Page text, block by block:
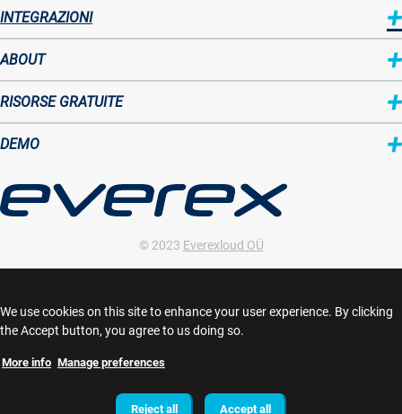
INTEGRAZIONI
Sitemap
two
ABOUT
RISORSE GRATUITE
DEMO
© 2023 Everexloud OÜ
Harju maakond, Laeva tn 2, 10117, Tallinn, Estonia
We use cookies on this site to enhance your user experience. By clicking
the Accept button, you agree to us doing so.
More info Manage preferences
Reject all Accept all